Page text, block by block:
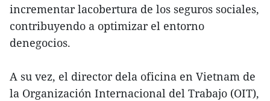
incrementar lacobertura de los seguros sociales,
contribuyendo a optimizar el entorno
denegocios.
A su vez, el director dela oficina en Vietnam de
la Organización Internacional del Trabajo (OIT),